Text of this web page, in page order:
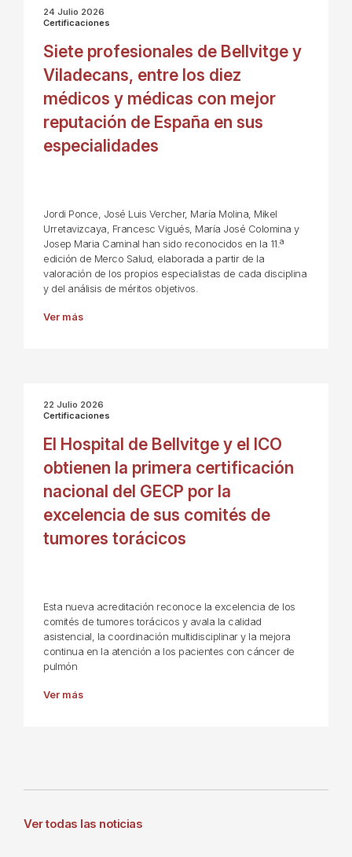
24 Julio 2026
Certificaciones
Siete profesionales de Bellvitge y
Viladecans, entre los diez
médicos y médicas con mejor
reputación de España en sus
especialidades
Jordi Ponce, José Luis Vercher, María Molina, Mikel
Urretavizcaya, Francesc Vigués, María José Colomina y
Josep Maria Caminal han sido reconocidos en la 11.ª
edición de Merco Salud, elaborada a partir de la
valoración de los propios especialistas de cada disciplina
y del análisis de méritos objetivos.
Ver más
22 Julio 2026
Certificaciones
El Hospital de Bellvitge y el ICO
obtienen la primera certificación
nacional del GECP por la
excelencia de sus comités de
tumores torácicos
Esta nueva acreditación reconoce la excelencia de los
comités de tumores torácicos y avala la calidad
asistencial, la coordinación multidisciplinar y la mejora
continua en la atención a los pacientes con cáncer de
pulmón
Ver más
Ver todas las noticias